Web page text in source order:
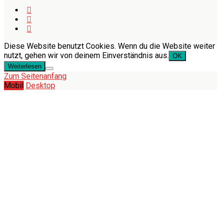
Diese Website benutzt Cookies. Wenn du die Website weiter
nutzt, gehen wir von deinem Einverständnis aus. OK
Weiterlesen
Zum Seitenanfang
Mobil Desktop